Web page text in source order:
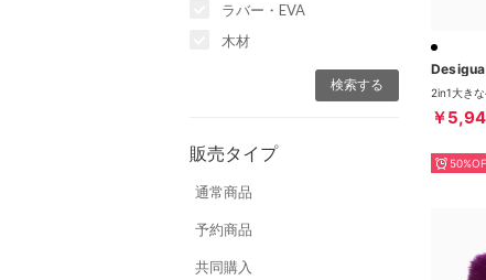
ラバー・EVA
木材
販売タイプ
通常商品
予約商品
共同購入
￥